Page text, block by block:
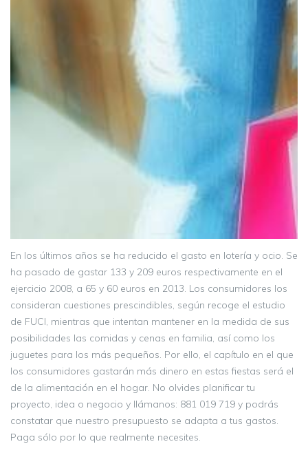
En los últimos años se ha reducido el gasto en lotería y ocio. Se
ha pasado de gastar 133 y 209 euros respectivamente en el
ejercicio 2008, a 65 y 60 euros en 2013. Los consumidores los
consideran cuestiones prescindibles, según recoge el estudio
de FUCI, mientras que intentan mantener en la medida de sus
posibilidades las comidas y cenas en familia, así como los
juguetes para los más pequeños. Por ello, el capítulo en el que
los consumidores gastarán más dinero en estas fiestas será el
de la alimentación en el hogar. No olvides planificar tu
proyecto, idea o negocio y llámanos: 881 019 719 y podrás
constatar que nuestro presupuesto se adapta a tus gastos.
Paga sólo por lo que realmente necesites.